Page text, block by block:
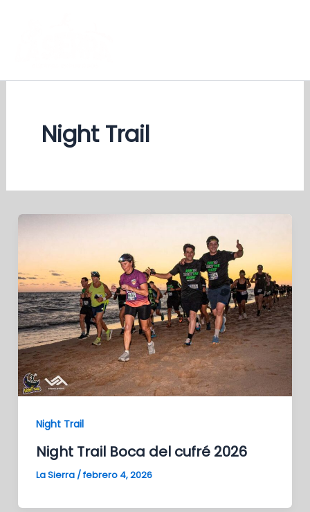
Night Trail
Night Trail
Night Trail Boca del cufré 2026
La Sierra /febrero 4, 2026